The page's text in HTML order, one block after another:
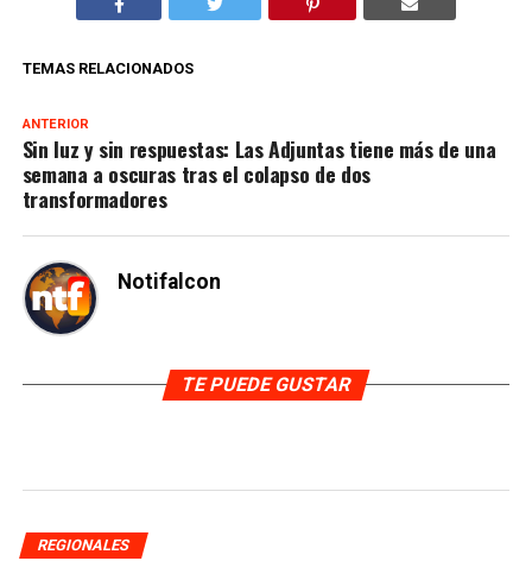
TEMAS RELACIONADOS
ANTERIOR
Sin luz y sin respuestas: Las Adjuntas tiene más de una
semana a oscuras tras el colapso de dos
transformadores
Notifalcon
TE PUEDE GUSTAR
REGIONALES